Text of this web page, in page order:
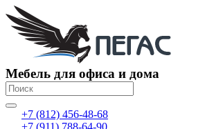
Мебель для офиса и дома
+7 (812) 456-48-68
+7 (911) 788-64-90